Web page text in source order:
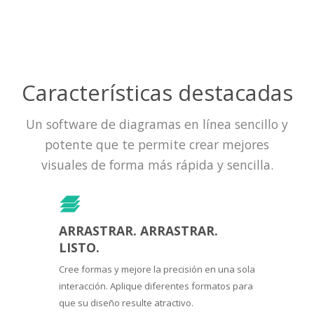
Características destacadas
Un software de diagramas en línea sencillo y
potente que te permite crear mejores
visuales de forma más rápida y sencilla.
ARRASTRAR. ARRASTRAR.
LISTO.
Cree formas y mejore la precisión en una sola
interacción. Aplique diferentes formatos para
que su diseño resulte atractivo.